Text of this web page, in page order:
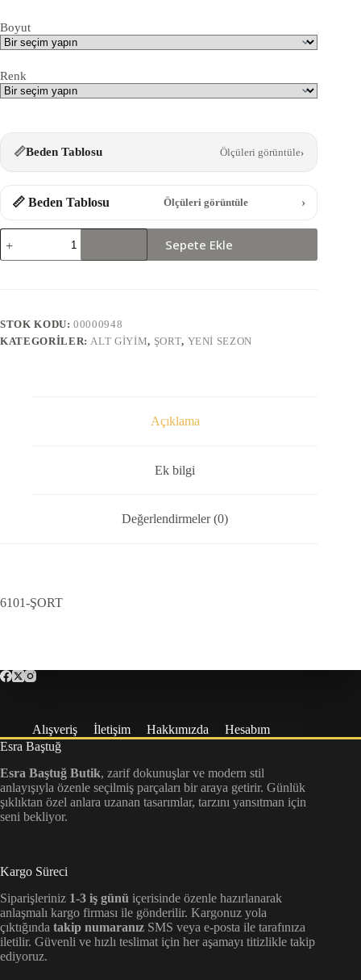
Boyut
Renk
📏Beden Tablosu Ölçüleri görüntüle›
📏 Beden Tablosu Ölçüleri görüntüle ›
6101-
ŞORT
adet
Sepete Ekle
STOK KODU:00000948
KATEGORILER:ALT GIYIM, ŞORT, YENI SEZON
Açıklama
Ek bilgi
Değerlendirmeler (0)
6101-ŞORT
Alışveriş İletişim Hakkımızda
Hesabım
Esra Baştuğ
Esra Baştuğ Butik, zarif dokunuşlar ve modern stil
anlayışıyla özenle seçilmiş parçaları bir araya getirir. Günlük
şıklıktan özel anlara uzanan tasarımlar, tarzını yansıtman için
seni bekliyor.
Kargo Süreci
Siparişleriniz 1-3 iş günü içerisinde özenle hazırlanarak
anlaşmalı kargo firması ile gönderilir. Kargonuz yola
çıktığında takip numaranız SMS veya e-posta ile tarafınıza
iletilir. Güvenli ve hızlı teslimat için her aşamayı titizlikle takip
ediyoruz.